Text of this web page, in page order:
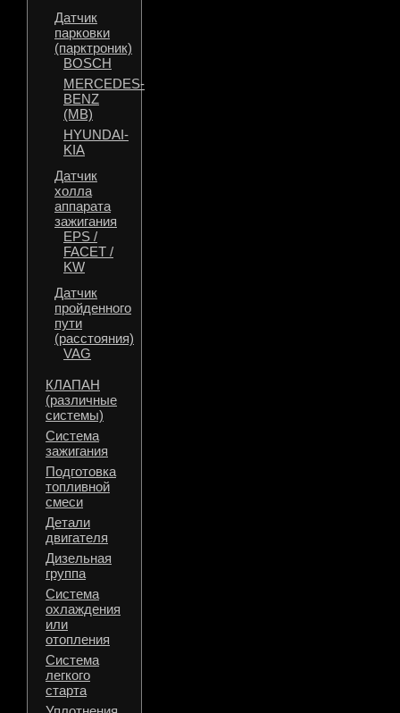
Датчик
парковки
(парктроник)
BOSCH
MERCEDES-
BENZ
(MB)
HYUNDAI-
KIA
Датчик
холла
аппарата
зажигания
EPS /
FACET /
KW
Датчик
пройденного
пути
(расстояния)
VAG
КЛАПАН
(различные
системы)
Система
зажигания
Подготовка
топливной
смеси
Детали
двигателя
Дизельная
группа
Система
охлаждения
или
отопления
Система
легкого
старта